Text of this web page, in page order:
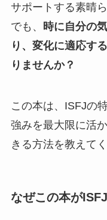
サポートする素晴
でも、
時に自分の
り、変化に適応す
りませんか？
この本は、ISFJの
強みを最大限に活
きる方法を教えてく
なぜこの本が